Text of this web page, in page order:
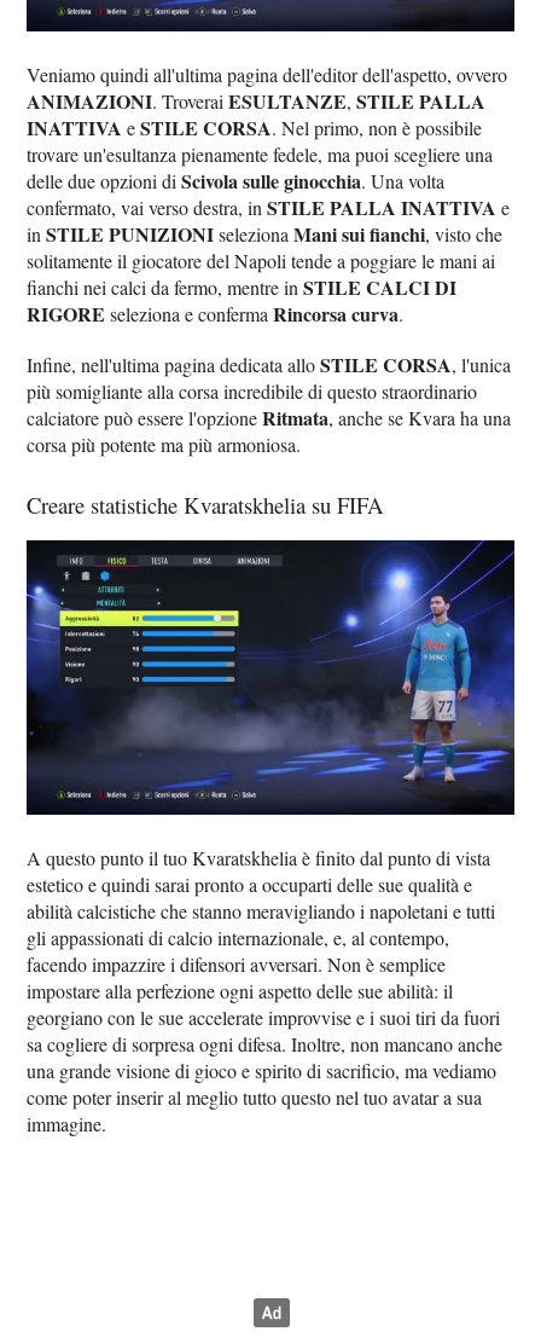
Veniamo quindi all'ultima pagina dell'editor dell'aspetto, ovvero
ANIMAZIONI. TroveraiESULTANZE,STILE PALLA
INATTIVA eSTILE CORSA. Nel primo, non è possibile
trovare un'esultanza pienamente fedele, ma puoi scegliere una
delle due opzioni diScivola sulle ginocchia. Una volta
confermato, vai verso destra, inSTILE PALLA INATTIVA e
inSTILE PUNIZIONIselezionaMani sui fianchi, visto che
solitamente il giocatore del Napoli tende a poggiare le mani ai
fianchi nei calci da fermo, mentre inSTILE CALCI DI
RIGORE seleziona e confermaRincorsa curva.
Infine, nell'ultima pagina dedicata alloSTILE CORSA, l'unica
più somigliante alla corsa incredibile di questo straordinario
calciatore può essere l'opzioneRitmata, anche se Kvara ha una
corsa più potente ma più armoniosa.
Creare statistiche Kvaratskhelia su FIFA
A questo punto il tuo Kvaratskhelia è finito dal punto di vista
estetico e quindi sarai pronto a occuparti delle sue qualità e
abilità calcistiche che stanno meravigliando i napoletani e tutti
gli appassionati di calcio internazionale, e, al contempo,
facendo impazzire i difensori avversari. Non è semplice
impostare alla perfezione ogni aspetto delle sue abilità: il
georgiano con le sue accelerate improvvise e i suoi tiri da fuori
sa cogliere di sorpresa ogni difesa. Inoltre, non mancano anche
una grande visione di gioco e spirito di sacrificio, ma vediamo
come poter inserir al meglio tutto questo nel tuo avatar a sua
immagine.